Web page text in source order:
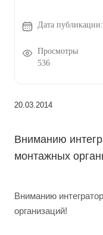
Дата публикации:
Просмотры
536
20.03.2014
Вниманию
монтажных
Вниманию
организаций!